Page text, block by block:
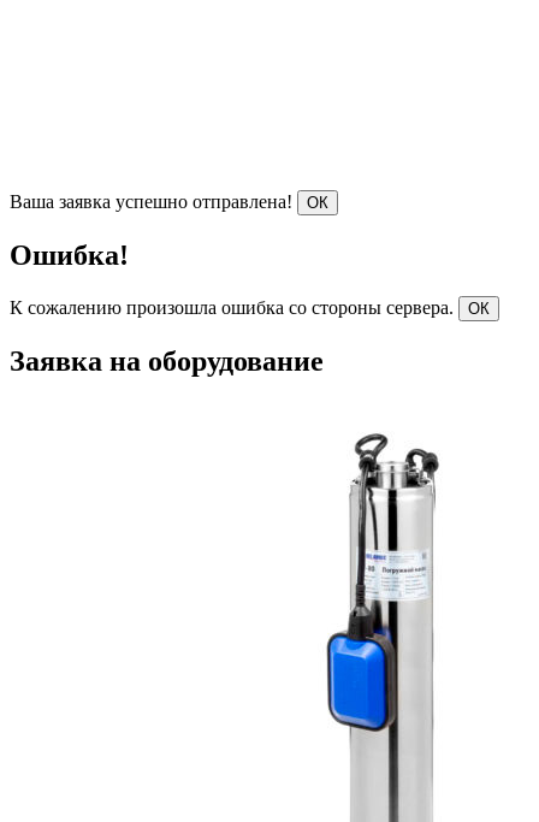
Ваша заявка успешно отправлена! ОК
Ошибка!
К сожалению произошла ошибка со стороны сервера. ОК
Заявка на оборудование